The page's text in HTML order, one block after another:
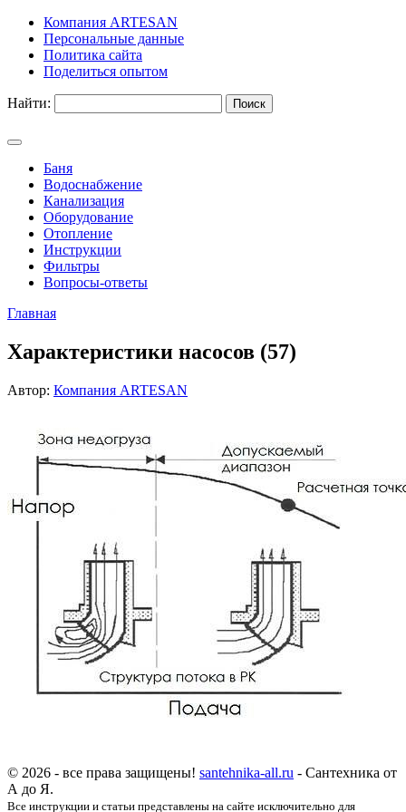
Компания ARTESAN
Персональные данные
Политика сайта
Поделиться опытом
Найти:
Баня
Водоснабжение
Канализация
Оборудование
Отопление
Инструкции
Фильтры
Вопросы-ответы
Главная
Характеристики насосов (57)
Автор: Компания ARTESAN
© 2026 - все права защищены! santehnika-all.ru - Сантехника от
А до Я.
Все инструкции и статьи представлены на сайте исключительно для